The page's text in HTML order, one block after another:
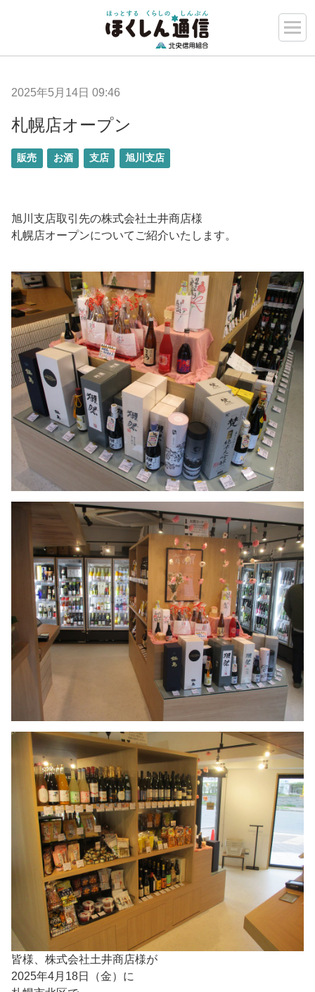
2025年5月14日 09:46
札幌店オープン
販売 お酒 支店 旭川支店
旭川支店取引先の株式会社土井商店様
札幌店オープンについてご紹介いたします。
皆様、株式会社土井商店様が
2025年4月18日（金）に